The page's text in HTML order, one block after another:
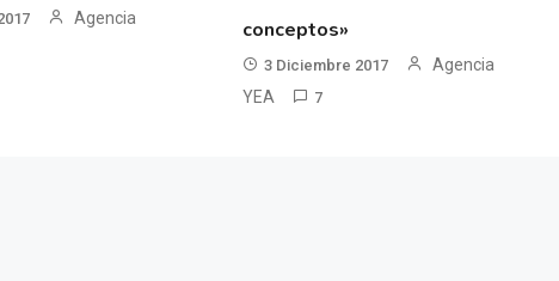
Agencia
conceptos»
3 Diciembre 2017
Agencia
YEA
7